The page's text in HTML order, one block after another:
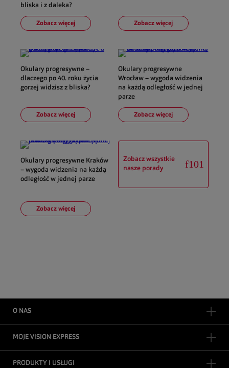
bliska i z daleka?
Zobacz więcej Zobacz więcej
Okulary progresywne –
dlaczego po 40. roku życia
gorzej widzisz z bliska?
Zobacz więcej
Okulary progresywne
Wrocław – wygoda widzenia
na każdą odległość w jednej
parze
Zobacz więcej
Okulary progresywne Kraków
– wygoda widzenia na każdą
odległość w jednej parze
Zobacz więcej
Zobacz wszystkie
nasze porady